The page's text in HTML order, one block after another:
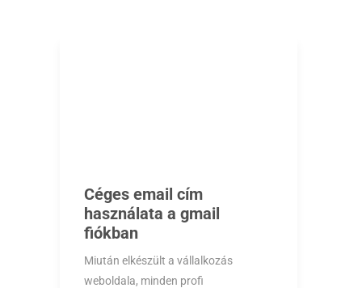
Céges email cím
használata a gmail
fiókban
Miután elkészült a vállalkozás
weboldala, minden profi